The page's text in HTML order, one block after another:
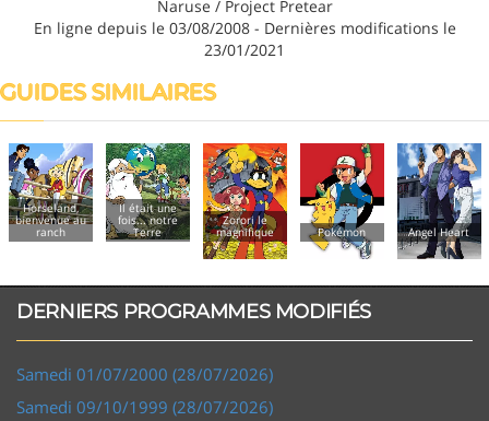
Naruse / Project Pretear
En ligne depuis le 03/08/2008 - Dernières modifications le
23/01/2021
GUIDES SIMILAIRES
Horseland,
bienvenue au
ranch
Il était une
fois... notre
Terre
Zorori le
magnifique Pokémon Angel Heart
DERNIERS PROGRAMMES MODIFIÉS
Samedi 01/07/2000 (28/07/2026)
Samedi 09/10/1999 (28/07/2026)